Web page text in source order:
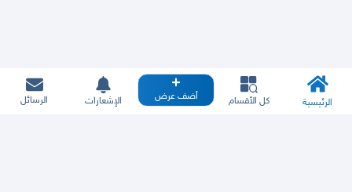
الرئيسية كل الأقسام أضف عرض الإشعارات الرسائل